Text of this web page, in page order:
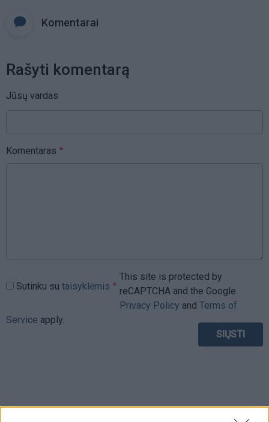
Komentarai
Rašyti komentarą
Jūsų vardas
Komentaras
Sutinku su taisyklėmis
This site is protected by
reCAPTCHA and the Google
Privacy Policy and Terms of
Service apply.